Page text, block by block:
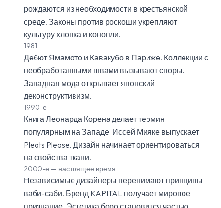
рождаются из необходимости в крестьянской
среде. Законы против роскоши укрепляют
культуру хлопка и конопли.
1981
Дебют Ямамото и Кавакубо в Париже. Коллекции с
необработанными швами вызывают споры.
Западная мода открывает японский
деконструктивизм.
1990-е
Книга Леонарда Корена делает термин
популярным на Западе. Иссей Мияке выпускает
Pleats Please. Дизайн начинает ориентироваться
на свойства ткани.
2000-е — настоящее время
Независимые дизайнеры перенимают принципы
ваби-саби. Бренд KAPITAL получает мировое
признание. Эстетика боро становится частью